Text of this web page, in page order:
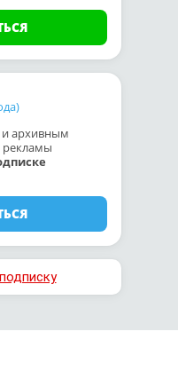
и архивным
рекламы